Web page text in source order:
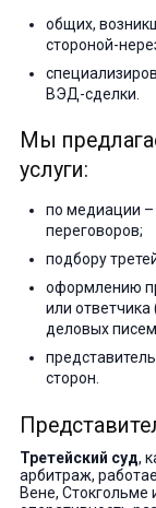
общих,
стороной-
ВЭД-сделки.
Мы
услуги:
по медиации
переговоров;
подбору
оформлению
или ответчика
деловых
сторон.
Третейский суд,
арбитраж,
Вене, Стокгольме